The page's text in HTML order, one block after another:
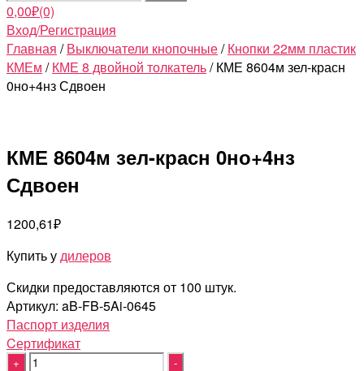
0,00₽(0)
Вход/Регистрация
Главная /Выключатели кнопочные/Кнопки 22мм пластик
КМЕм /КМЕ 8 двойной толкатель/ КМЕ 8604м зел-красн
0но+4нз Сдвоен
КМЕ 8604м зел-красн 0но+4нз
Сдвоен
1200,61₽
Купить удилеров
Скидки предоставляются от 100 штук.
Артикул: aB-FB-5Ai-0645
Паспорт изделия
Cертификат
Quantity